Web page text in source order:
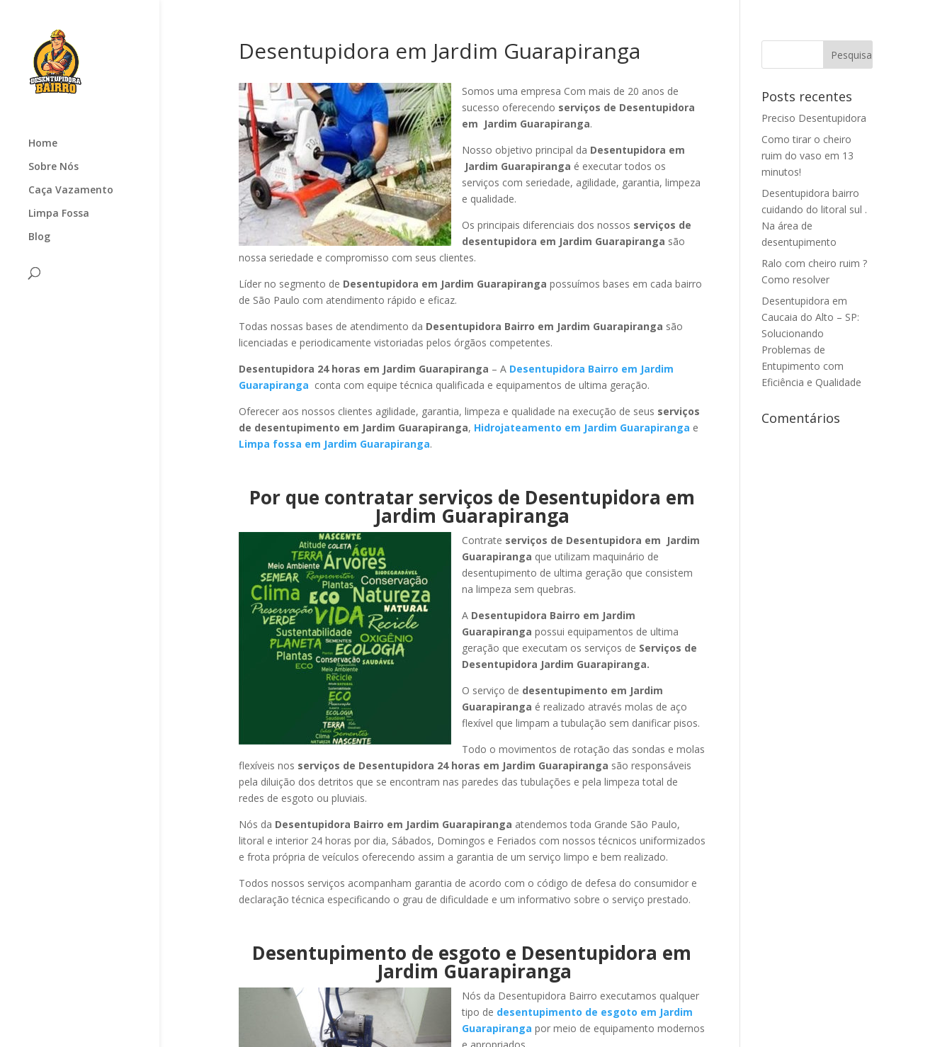
Home
Sobre Nós
Caça Vazamento
Limpa Fossa
Blog
Desentupidora em Jardim Guarapiranga
Somos uma empresa Com mais de 20 anos de
sucesso oferecendo serviços de Desentupidora
em Jardim Guarapiranga.
Nosso objetivo principal da Desentupidora em
Jardim Guarapiranga é executar todos os
serviços com seriedade, agilidade, garantia, limpeza
e qualidade.
Os principais diferenciais dos nossos serviços de
desentupidora em Jardim Guarapiranga são
nossa seriedade e compromisso com seus clientes.
Líder no segmento de Desentupidora em Jardim Guarapiranga possuímos bases em cada bairro
de São Paulo com atendimento rápido e eficaz.
Todas nossas bases de atendimento da Desentupidora Bairro em Jardim Guarapiranga são
licenciadas e periodicamente vistoriadas pelos órgãos competentes.
Desentupidora 24 horas em Jardim Guarapiranga – A Desentupidora Bairro em Jardim
Guarapiranga conta com equipe técnica qualificada e equipamentos de ultima geração.
Oferecer aos nossos clientes agilidade, garantia, limpeza e qualidade na execução de seus serviços
de desentupimento em Jardim Guarapiranga, Hidrojateamento em Jardim Guarapiranga e
Limpa fossa em Jardim Guarapiranga.
Por que contratar serviços de Desentupidora em
Jardim Guarapiranga
Contrate serviços de Desentupidora em Jardim
Guarapiranga que utilizam maquinário de
desentupimento de ultima geração que consistem
na limpeza sem quebras.
A Desentupidora Bairro em Jardim
Guarapiranga possui equipamentos de ultima
geração que executam os serviços de Serviços de
Desentupidora Jardim Guarapiranga.
O serviço de desentupimento em Jardim
Guarapiranga é realizado através molas de aço
flexível que limpam a tubulação sem danificar pisos.
Todo o movimentos de rotação das sondas e molas
flexíveis nos serviços de Desentupidora 24 horas em Jardim Guarapiranga são responsáveis
pela diluição dos detritos que se encontram nas paredes das tubulações e pela limpeza total de
redes de esgoto ou pluviais.
Nós da Desentupidora Bairro em Jardim Guarapiranga atendemos toda Grande São Paulo,
litoral e interior 24 horas por dia, Sábados, Domingos e Feriados com nossos técnicos uniformizados
e frota própria de veículos oferecendo assim a garantia de um serviço limpo e bem realizado.
Todos nossos serviços acompanham garantia de acordo com o código de defesa do consumidor e
declaração técnica especificando o grau de dificuldade e um informativo sobre o serviço prestado.
Desentupimento de esgoto e Desentupidora em
Jardim Guarapiranga
Nós da Desentupidora Bairro executamos qualquer
tipo de desentupimento de esgoto em Jardim
Guarapiranga por meio de equipamento modernos
Posts recentes
Preciso Desentupidora
Como tirar o cheiro
ruim do vaso em 13
minutos!
Desentupidora bairro
cuidando do litoral sul .
Na área de
desentupimento
Ralo com cheiro ruim ?
Como resolver
Desentupidora em
Caucaia do Alto – SP:
Solucionando
Problemas de
Entupimento com
Eficiência e Qualidade
Comentários